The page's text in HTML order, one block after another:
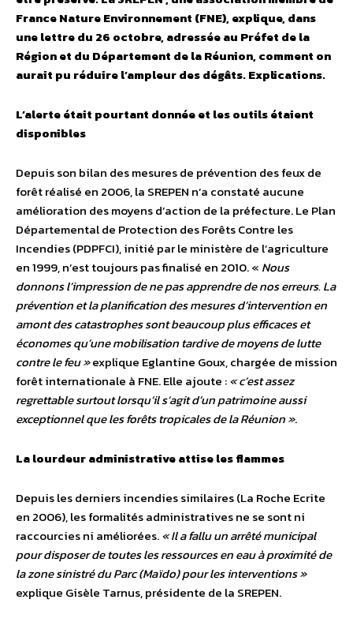
France Nature Environnement (FNE), explique, dans
une lettre du 26 octobre, adressée au Préfet de la
Région et du Département de la Réunion, comment on
aurait pu réduire l’ampleur des dégâts. Explications.
L’alerte était pourtant donnée et les outils étaient
disponibles
Depuis son bilan des mesures de prévention des feux de
forêt réalisé en 2006, la SREPEN n’a constaté aucune
amélioration des moyens d’action de la préfecture. Le Plan
Départemental de Protection des Forêts Contre les
Incendies (PDPFCI), initié par le ministère de l’agriculture
en 1999, n’est toujours pas finalisé en 2010. « Nous
donnons l’impression de ne pas apprendre de nos erreurs. La
prévention et la planification des mesures d’intervention en
amont des catastrophes sont beaucoup plus efficaces et
économes qu’une mobilisation tardive de moyens de lutte
contre le feu »explique Eglantine Goux, chargée de mission
forêt internationale à FNE. Elle ajoute :« c’est assez
regrettable surtout lorsqu’il s’agit d’un patrimoine aussi
exceptionnel que les forêts tropicales de la Réunion ».
La lourdeur administrative attise les flammes
Depuis les derniers incendies similaires (La Roche Ecrite
en 2006), les formalités administratives ne se sont ni
raccourcies ni améliorées.« Il a fallu un arrêté municipal
pour disposer de toutes les ressources en eau à proximité de
la zone sinistré du Parc (Maïdo) pour les interventions »
explique Gisèle Tarnus, présidente de la SREPEN.